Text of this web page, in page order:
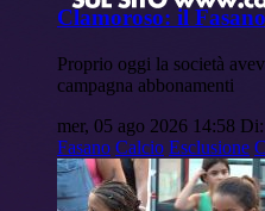
Clamoroso: il
Proprio oggi la società
campagna abbonamenti
mer, 05 ago 2026 14:58
Fasano Calcio Esclusione